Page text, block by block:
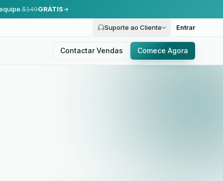
$149GRÁTIS
Suporte ao Cliente Entrar
Contactar Vendas Comece Agora